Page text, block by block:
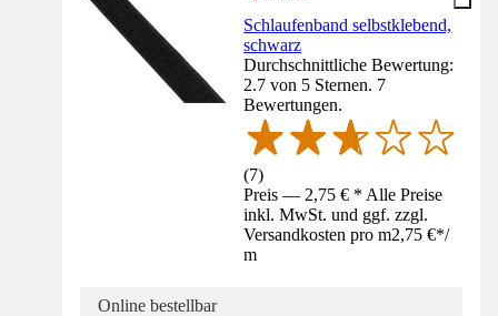
Schlaufenband selbstklebend,
schwarz
Durchschnittliche Bewertung:
2.7 von 5 Sternen. 7
Bewertungen.
(7)
Preis — 2,75 € * Alle Preise
inkl. MwSt. und ggf. zzgl.
Versandkosten pro m2,75 €*/
m
Online bestellbar